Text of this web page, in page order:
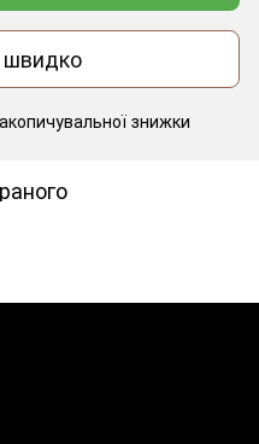
знижки